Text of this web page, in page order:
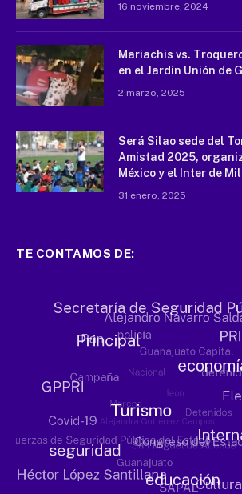
16 noviembre, 2024
Mariachis vs.
en el Jardín Unión de
2 marzo, 2025
Será Silao sede del
Amistad 2025,
México y el Inter de
31 enero, 2025
TE CONTAMOS DE: